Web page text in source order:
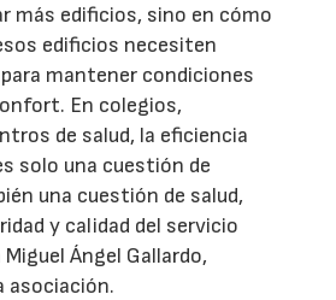
más edificios, sino en cómo
edificios necesiten
mantener condiciones
En colegios,
de salud, la eficiencia
solo una cuestión de
una cuestión de salud,
y calidad del servicio
Ángel Gallardo,
asociación.